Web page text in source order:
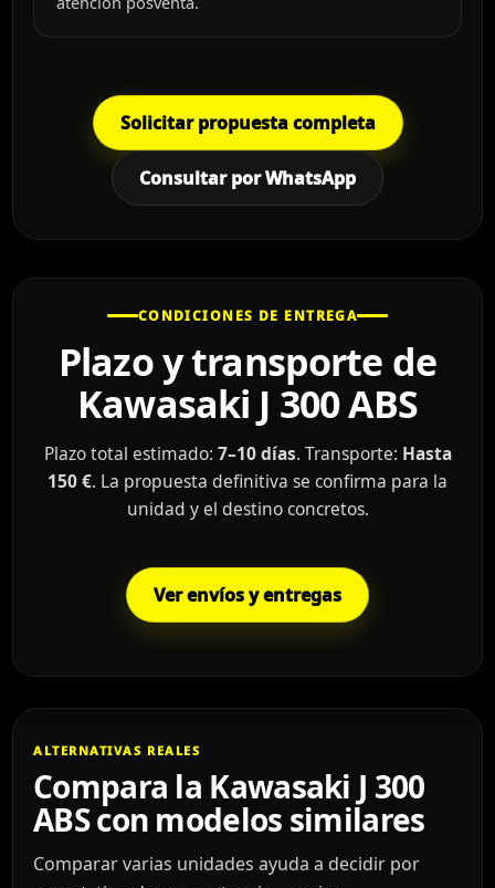
Solicitar propuesta completa
Consultar por WhatsApp
CONDICIONES DE ENTREGA
Plazo y transporte de
Kawasaki J 300 ABS
Plazo total estimado: 7–10 días. Transporte: Hasta
150 €. La propuesta definitiva se confirma para la
unidad y el destino concretos.
Ver envíos y entregas
ALTERNATIVAS REALES
Compara la Kawasaki J 300
ABS con modelos similares
Comparar varias unidades ayuda a decidir por